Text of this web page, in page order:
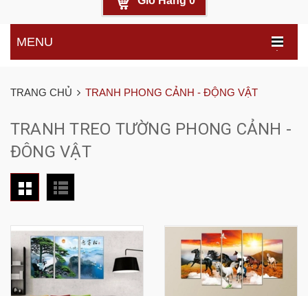
.
MENU
TRANG CHỦ TRANH PHONG CẢNH - ĐỘNG VẬT
TRANH TREO TƯỜNG PHONG CẢNH -
ĐÔNG VẬT